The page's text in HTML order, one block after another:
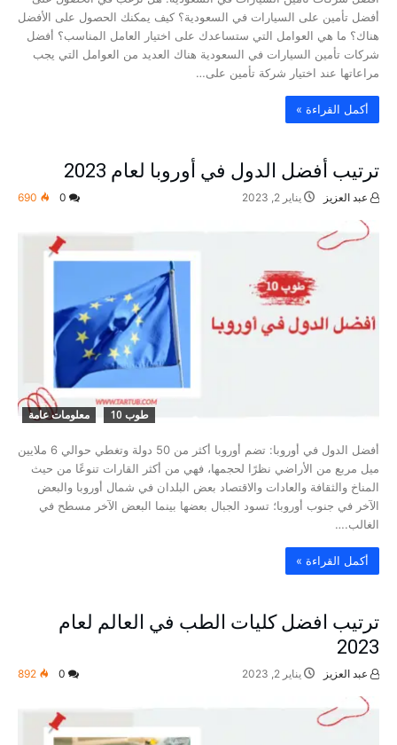
أفضل تأمين على السيارات في السعودية؟ كيف يمكنك الحصول على الأفضل
هناك؟ ما هي العوامل التي ستساعدك على اختيار العامل المناسب؟ أفضل
شركات تأمين السيارات في السعودية هناك العديد من العوامل التي يجب
مراعاتها عند اختيار شركة تأمين على…
‫أكمل القراءة »‬
ترتيب أفضل الدول في أوروبا لعام 2023
عبد العزيز يناير 2, 2023 690
طوب 10 معلومات عامة
أفضل الدول في أوروبا: تضم أوروبا أكثر من 50 دولة وتغطي حوالي 6 ملايين
ميل مربع من الأراضي نظرًا لحجمها، فهي من أكثر القارات تنوعًا من حيث
المناخ والثقافة والعادات والاقتصاد بعض البلدان في شمال أوروبا والبعض
الآخر في جنوب أوروبا؛ تسود الجبال بعضها بينما البعض الآخر مسطح في
الغالب.…
‫أكمل القراءة »‬
ترتيب افضل كليات الطب في العالم لعام
2023
عبد العزيز يناير 2, 2023 892